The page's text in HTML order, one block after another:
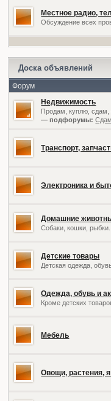
Местное радио,
Обсуждение всех
Доска объявлений
Форум
Недвижимость
Продам, куплю, сдам,
— подфорумы:
Транспорт,
Электроника и
Домашние
Собаки, кошки,
Детские товары
Детская одежда,
Одежда, обувь и
Кроме детских
Мебель
Овощи, растения,